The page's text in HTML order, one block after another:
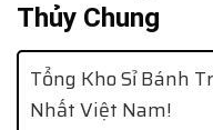
Thủy Chung
Tổng Kho Sỉ Bánh
Nhất Việt Nam!